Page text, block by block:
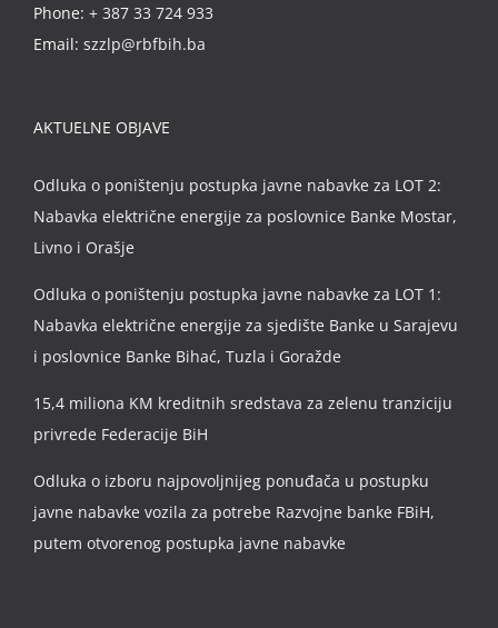
Phone: + 387 33 724 933
Email: szzlp@rbfbih.ba
AKTUELNE OBJAVE
Odluka o poništenju postupka javne nabavke za LOT 2:
Nabavka električne energije za poslovnice Banke Mostar,
Livno i Orašje
Odluka o poništenju postupka javne nabavke za LOT 1:
Nabavka električne energije za sjedište Banke u Sarajevu
i poslovnice Banke Bihać, Tuzla i Goražde
15,4 miliona KM kreditnih sredstava za zelenu tranziciju
privrede Federacije BiH
Odluka o izboru najpovoljnijeg ponuđača u postupku
javne nabavke vozila za potrebe Razvojne banke FBiH,
putem otvorenog postupka javne nabavke